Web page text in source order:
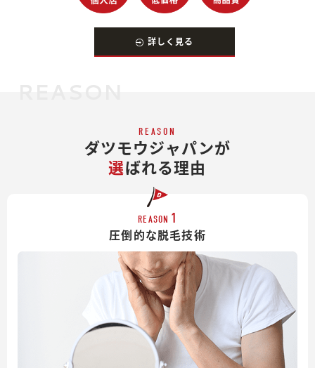
詳しく見る
REASON
ダツモウジャパンが
選ばれる理由
REASON 1
圧倒的な脱毛技術